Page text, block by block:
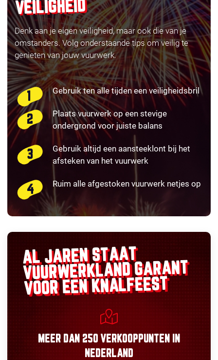
VEILIGHEID
Denk aan je eigen veiligheid, maar ook die van je
omstanders. Volg onderstaande tips om veilig te
genieten van jouw vuurwerk.
Gebruik ten alle tijden een veiligheidsbril
Plaats vuurwerk op een stevige
ondergrond voor juiste balans
Gebruik altijd een aansteeklont bij het
afsteken van het vuurwerk
Ruim alle afgestoken vuurwerk netjes op
AL JAREN STAAT
VUURWERKLANDGARANT
VOOR EEN KNALFEEST
MEER DAN 250 VERKOOPPUNTEN
IN
NEDERLAND